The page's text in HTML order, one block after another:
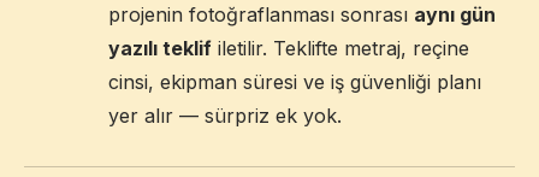
projenin fotoğraflanması sonrası aynı gün
yazılı teklif iletilir. Teklifte metraj, reçine
cinsi, ekipman süresi ve iş güvenliği planı
yer alır — sürpriz ek yok.